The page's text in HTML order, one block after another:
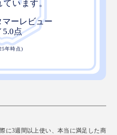
に3週間以上使い、本当に満足した商